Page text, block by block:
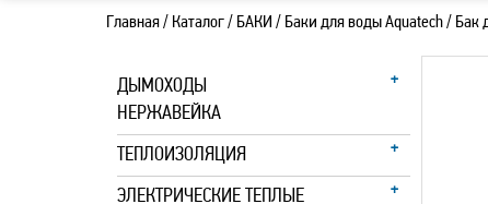
Главная/ Каталог/ БАКИ / Баки для воды Aquatech/ Бак
ДЫМОХОДЫ
НЕРЖАВЕЙКА
ТЕПЛОИЗОЛЯЦИЯ
ЭЛЕКТРИЧЕСКИЕ ТЕПЛЫЕ